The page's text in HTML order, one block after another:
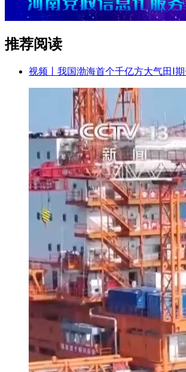
推荐阅读
视频丨我国渤海首个千亿方大气田Ⅰ